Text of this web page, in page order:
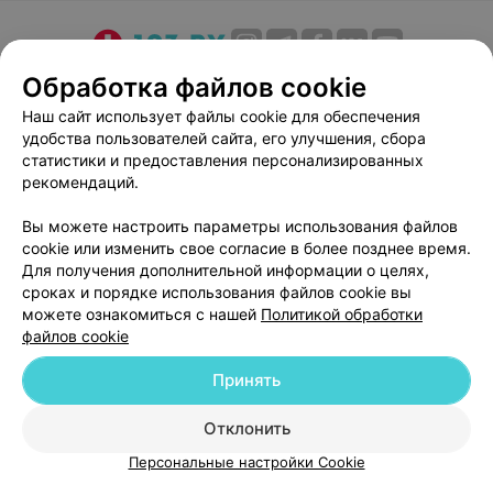
О проекте Новости проекта
Размещение рекламы
Медицинский маркетинг
Публичный договор
Пользовательское соглашение
Способы оплаты
Вакансии
Партнеры
Написать в поддержку
Персональные настройки cookie
Обработка персональных данных
г. Минск, улица Толбухина, 2, пом. 16 | help@103.by
ВЫ ВЛАДЕЛЕЦ?
Обработка файлов cookie
Наш сайт использует файлы cookie для обеспечения
удобства пользователей сайта, его улучшения, сбора
статистики и предоставления персонализированных
рекомендаций.
Вы можете настроить параметры использования файлов
cookie или изменить свое согласие в более позднее время.
Для получения дополнительной информации о целях,
сроках и порядке использования файлов cookie вы
можете ознакомиться с нашей Политикой обработки
файлов cookie
Отклонить
Принять
Персональные настройки Cookie